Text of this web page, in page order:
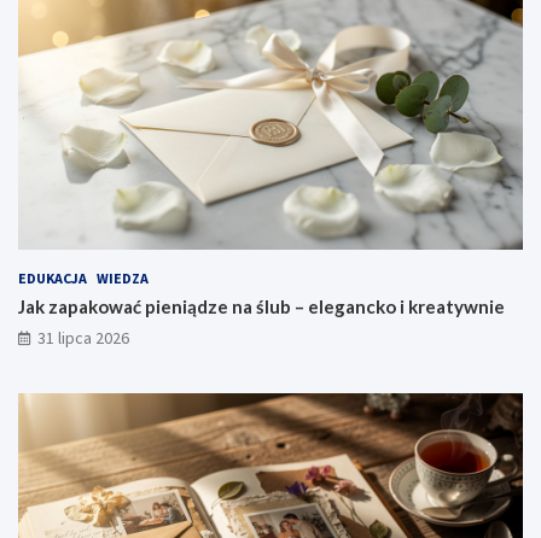
EDUKACJA WIEDZA
Jak zapakować pieniądze na ślub – elegancko i kreatywnie
31 lipca 2026